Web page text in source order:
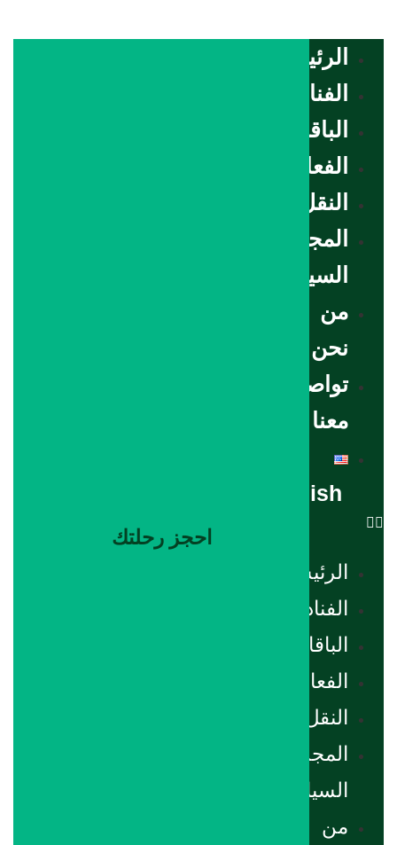
الرئيسية
الفنادق
الباقات
الفعاليات
النقل
المجلة
السياحية
من
نحن
تواصل
معنا
English
الرئيسية
الفنادق
الباقات
الفعاليات
النقل
المجلة
السياحية
من
احجز رحلتك